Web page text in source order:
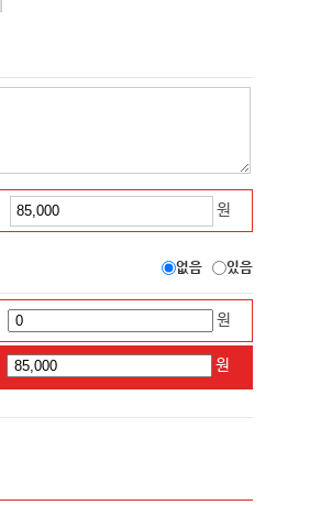
원
없음 있음
원
원